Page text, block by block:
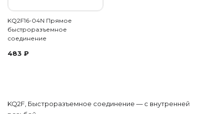
KQ2F16-04N Прямое
быстроразъемное
соединение
483 ₽
KQ2F, Быстроразъемное соединение — с внутренней